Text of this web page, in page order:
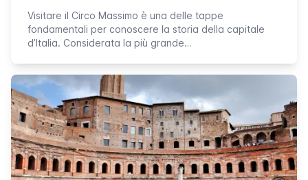
Visitare il Circo Massimo è una delle tappe
fondamentali per conoscere la storia della capitale
d’Italia. Considerata la più grande…